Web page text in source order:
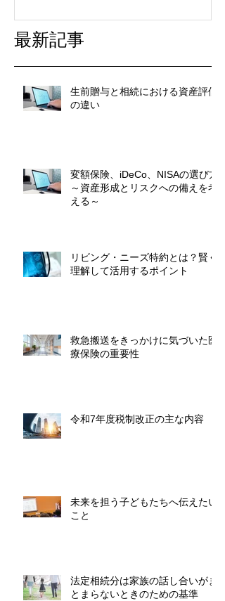
最新記事
生前贈与と相続における資産評価
の違い
変額保険、iDeCo、NISAの選び方
～資産形成とリスクへの備えを考
える～
リビング・ニーズ特約とは？賢く
理解して活用するポイント
救急搬送をきっかけに気づいた医
療保険の重要性
令和7年度税制改正の主な内容
未来を担う子どもたちへ伝えたい
こと
法定相続分は家族の話し合いがま
とまらないときのための基準